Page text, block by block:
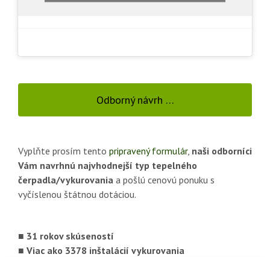
Odborný návrh …
Vyplňte prosím tento pripravený formulár, naši odborníci
Vám navrhnú najvhodnejší typ tepelného
čerpadla/vykurovania a pošlú cenovú ponuku s
vyčíslenou štátnou dotáciou.
■ 31 rokov skúseností
■ Viac ako 3378 inštalácií vykurovania